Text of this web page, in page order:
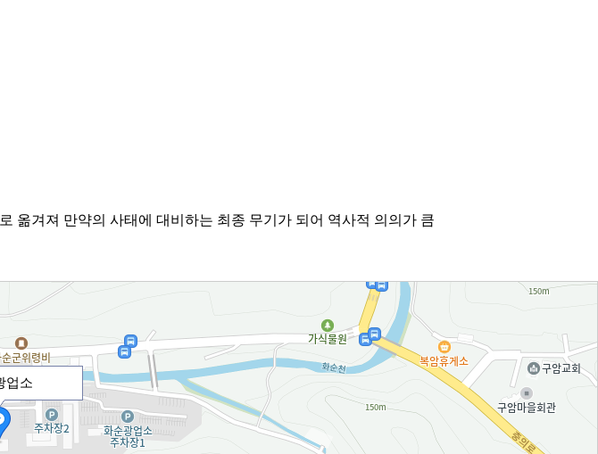
옮겨져 만약의 사태에 대비하는 최종 무기가 되어 역사적 의의가 큼
업소